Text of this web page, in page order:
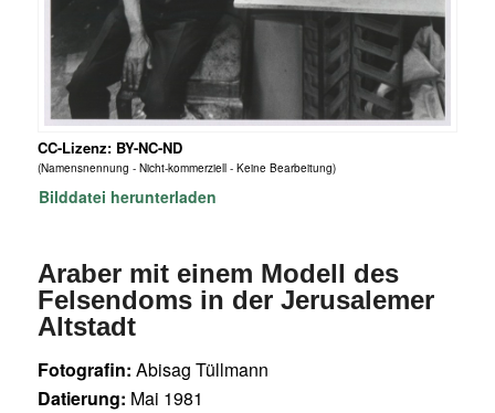
CC-Lizenz: BY-NC-ND
(Namensnennung - Nicht-kommerziell - Keine Bearbeitung)
Bilddatei herunterladen
Araber mit einem Modell des
Felsendoms in der Jerusalemer
Altstadt
Fotografin: Abisag Tüllmann
Datierung: Mai 1981